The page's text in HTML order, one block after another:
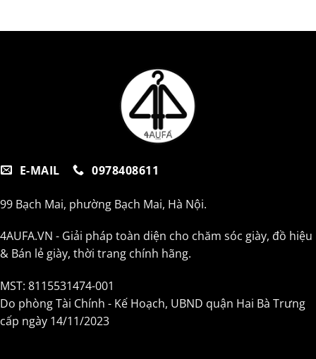
E-MAIL 0978408611
99 Bạch Mai, phường Bạch Mai, Hà Nội.
4AUFA.VN - Giải pháp toàn diện cho chăm sóc giày, đồ hiệu
& Bán lẻ giày, thời trang chính hãng.
MST: 8115531474-001
Do phòng Tài Chính - Kế Hoạch, UBND quận Hai Bà Trưng
cấp ngày 14/11/2023